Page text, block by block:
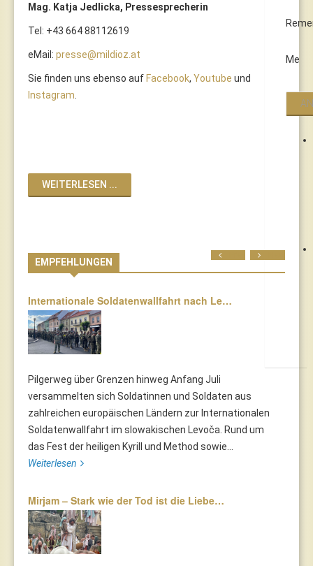
Me
Mag. Katja Jedlicka, Pressesprecherin
Tel: +43 664 88112619
eMail: presse@mildioz.at
Sie finden uns ebenso aufFacebook, Youtube und
Instagram
WEITERLESEN ...
EMPFEHLUNGEN
Internationale Soldatenwallfahrt nach Le…
Pilgerweg über Grenzen hinweg Anfang Juli
versammelten sich Soldatinnen und Soldaten aus
zahlreichen europäischen Ländern zur Internationalen
Soldatenwallfahrt im slowakischen Levoča. Rund um
das Fest der heiligen Kyrill und Method sowie...
Weiterlesen
Mirjam – Stark wie der Tod ist die Liebe…